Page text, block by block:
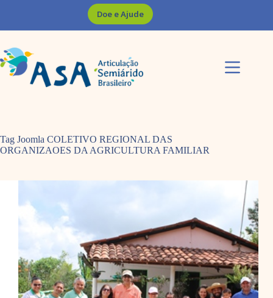
Doe e Ajude
Tag Joomla COLETIVO REGIONAL DAS
ORGANIZAOES DA AGRICULTURA FAMILIAR